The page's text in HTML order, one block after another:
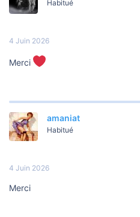
Habitué
4 Juin 2026
Merci
amaniat
Habitué
4 Juin 2026
Merci